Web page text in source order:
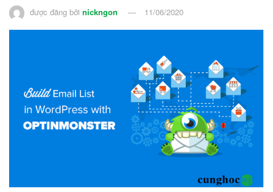
được đăng bởi nickngon 11/06/2020